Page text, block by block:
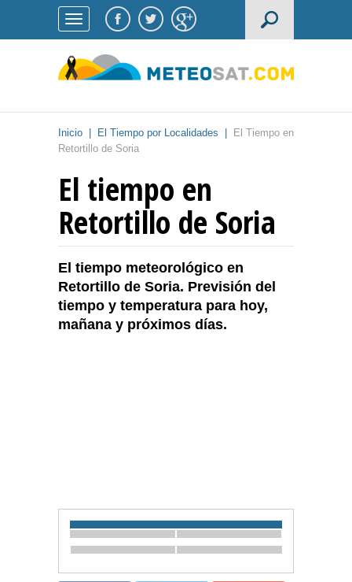
Inicio El Tiempo por Localidades
El Tiempo en
Retortillo de Soria
El tiempo en
Retortillo de Soria
El tiempo meteorológico en
Retortillo de Soria. Previsión del
tiempo y temperatura para hoy,
mañana y próximos días.